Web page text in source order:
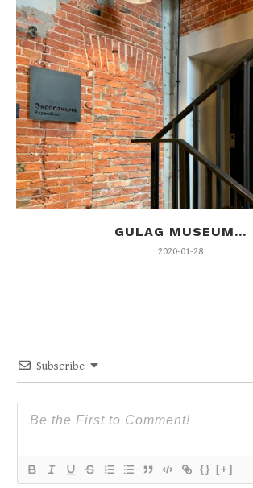
GULAG MUSEUM...
2020-01-28
Subscribe
{} [+]